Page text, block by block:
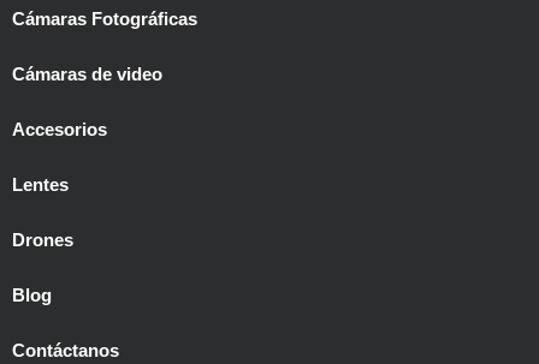
Cámaras Fotográficas
Cámaras de video
Accesorios
Lentes
Drones
Blog
Contáctanos